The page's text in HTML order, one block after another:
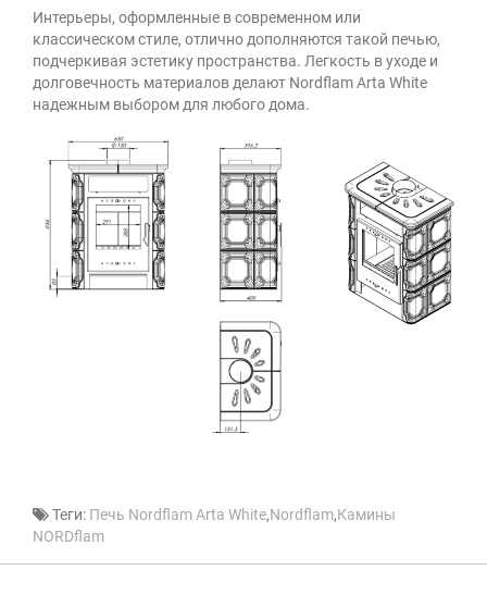
Интерьеры, оформленные в современном или
классическом стиле, отлично дополняются такой печью,
подчеркивая эстетику пространства. Легкость в уходе и
долговечность материалов делают Nordflam Arta White
надежным выбором для любого дома.
Теги: Печь Nordflam Arta White,Nordflam,Камины
NORDflam